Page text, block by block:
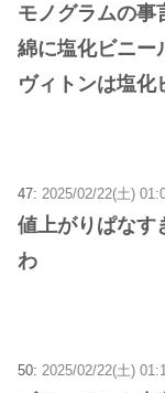
モノグラムの事
綿に塩化ビニー
ヴィトンは塩化
47: 2025/02/22(土)
値上がりぱなす
わ
50: 2025/02/22(土)